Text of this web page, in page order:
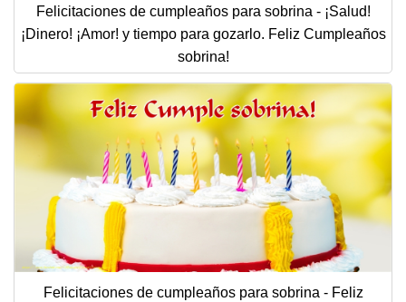
Felicitaciones de cumpleaños para sobrina - ¡Salud!
¡Dinero! ¡Amor! y tiempo para gozarlo. Feliz Cumpleaños
sobrina!
Felicitaciones de cumpleaños para sobrina - Feliz